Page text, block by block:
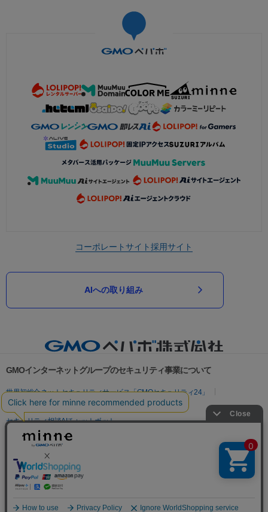
コーポレートサイト採用サイト
AIへの取り組み
GMOインターネットグループのセキュリティ事業について
世界初総合ネットセキュリティサービス「GMOセキュリティ24」
パスワード漏洩診断
Webサイトリスク診断
セキュリティ相談AIチャットボット
実在証明・盗聴対策
サイバー攻撃対策（GMO Flatt Security）
セキュリティ事業の軌跡